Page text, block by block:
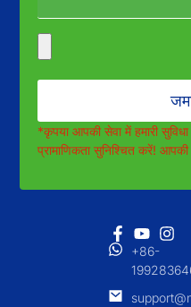
*कृपया आपकी सेवा में हमारी
प्रामाणिकता सुनिश्चित करें! आपकी
+86-